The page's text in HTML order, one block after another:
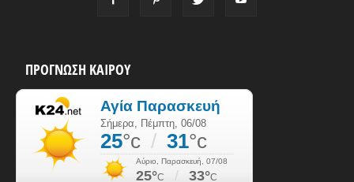
ΠΡΟΓΝΩΣΗ ΚΑΙΡΟΥ